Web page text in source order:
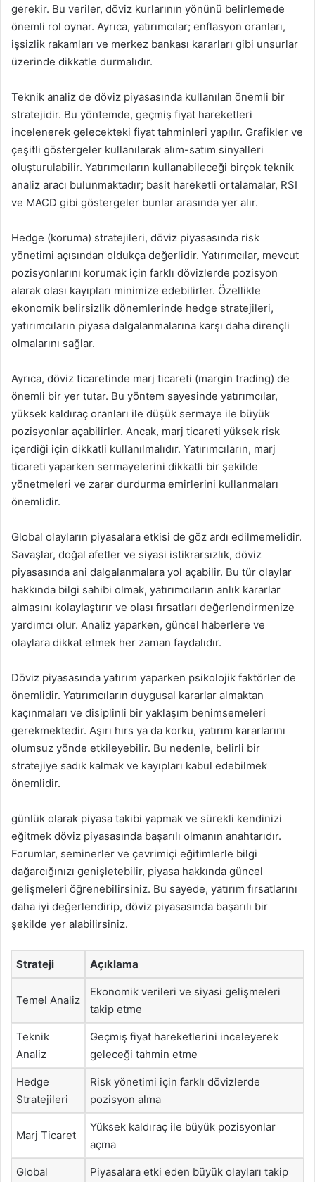
gerekir. Bu veriler, döviz kurlarının yönünü belirlemede
önemli rol oynar. Ayrıca, yatırımcılar; enflasyon oranları,
işsizlik rakamları ve merkez bankası kararları gibi unsurlar
üzerinde dikkatle durmalıdır.
Teknik analiz de döviz piyasasında kullanılan önemli bir
stratejidir. Bu yöntemde, geçmiş fiyat hareketleri
incelenerek gelecekteki fiyat tahminleri yapılır. Grafikler ve
çeşitli göstergeler kullanılarak alım-satım sinyalleri
oluşturulabilir. Yatırımcıların kullanabileceği birçok teknik
analiz aracı bulunmaktadır; basit hareketli ortalamalar, RSI
ve MACD gibi göstergeler bunlar arasında yer alır.
Hedge (koruma) stratejileri, döviz piyasasında risk
yönetimi açısından oldukça değerlidir. Yatırımcılar, mevcut
pozisyonlarını korumak için farklı dövizlerde pozisyon
alarak olası kayıpları minimize edebilirler. Özellikle
ekonomik belirsizlik dönemlerinde hedge stratejileri,
yatırımcıların piyasa dalgalanmalarına karşı daha dirençli
olmalarını sağlar.
Ayrıca, döviz ticaretinde marj ticareti (margin trading) de
önemli bir yer tutar. Bu yöntem sayesinde yatırımcılar,
yüksek kaldıraç oranları ile düşük sermaye ile büyük
pozisyonlar açabilirler. Ancak, marj ticareti yüksek risk
içerdiği için dikkatli kullanılmalıdır. Yatırımcıların, marj
ticareti yaparken sermayelerini dikkatli bir şekilde
yönetmeleri ve zarar durdurma emirlerini kullanmaları
önemlidir.
Global olayların piyasalara etkisi de göz ardı edilmemelidir.
Savaşlar, doğal afetler ve siyasi istikrarsızlık, döviz
piyasasında ani dalgalanmalara yol açabilir. Bu tür olaylar
hakkında bilgi sahibi olmak, yatırımcıların anlık kararlar
almasını kolaylaştırır ve olası fırsatları değerlendirmenize
yardımcı olur. Analiz yaparken, güncel haberlere ve
olaylara dikkat etmek her zaman faydalıdır.
Döviz piyasasında yatırım yaparken psikolojik faktörler de
önemlidir. Yatırımcıların duygusal kararlar almaktan
kaçınmaları ve disiplinli bir yaklaşım benimsemeleri
gerekmektedir. Aşırı hırs ya da korku, yatırım kararlarını
olumsuz yönde etkileyebilir. Bu nedenle, belirli bir
stratejiye sadık kalmak ve kayıpları kabul edebilmek
önemlidir.
günlük olarak piyasa takibi yapmak ve sürekli kendinizi
eğitmek döviz piyasasında başarılı olmanın anahtarıdır.
Forumlar, seminerler ve çevrimiçi eğitimlerle bilgi
dağarcığınızı genişletebilir, piyasa hakkında güncel
gelişmeleri öğrenebilirsiniz. Bu sayede, yatırım fırsatlarını
daha iyi değerlendirip, döviz piyasasında başarılı bir
şekilde yer alabilirsiniz.
Strateji Açıklama
Temel Analiz
Ekonomik verileri ve siyasi gelişmeleri
takip etme
Teknik
Analiz
Geçmiş fiyat hareketlerini inceleyerek
geleceği tahmin etme
Hedge
Stratejileri
Risk yönetimi için farklı dövizlerde
pozisyon alma
Marj Ticaret
Yüksek kaldıraç ile büyük pozisyonlar
açma
Global
Piyasalara etki eden büyük olayları takip